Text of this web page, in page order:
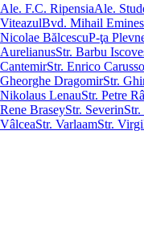
Ale. F.C. RipensiaAle.
ViteazulBvd. Mihail
Nicolae BălcescuP-ţa
AurelianusStr. Barbu
CantemirStr. Enrico Carusso
Gheorghe DragomirStr.
Nikolaus LenauStr. Petre
Rene BraseyStr. Severin
VâlceaStr. VarlaamStr.